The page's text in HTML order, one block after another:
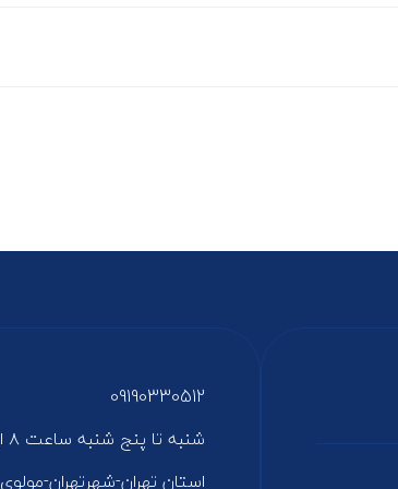
09190330512
شنبه تا پنج شنبه ساعت ۸ الی ۱۸
استان تهران-شهرتهران-مولوی